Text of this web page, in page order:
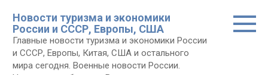
контенту
Новости туризма и экономики
России и СССР, Европы, США
Главные новости туризма и экономики России
и СССР, Европы, Китая, США и остального
мира сегодня. Военные новости России.